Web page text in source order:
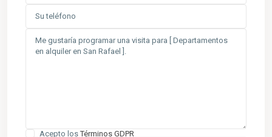
Acepto losTérminos GDPR